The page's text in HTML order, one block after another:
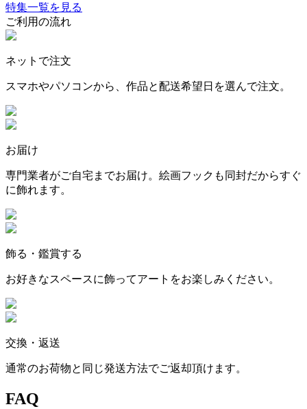
特集一覧を見る
ご利用の流れ
ネットで注文
スマホやパソコンから、作品と配送希望日を選んで注文。
お届け
専門業者がご自宅までお届け。絵画フックも同封だからすぐ
に飾れます。
飾る・鑑賞する
お好きなスペースに飾ってアートをお楽しみください。
交換・返送
通常のお荷物と同じ発送方法でご返却頂けます。
FAQ